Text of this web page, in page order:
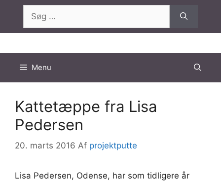
indhold
efter:
Menu
Kattetæppe fra Lisa
Pedersen
20. marts 2016 Af projektputte
Lisa Pedersen, Odense, har som tidligere år